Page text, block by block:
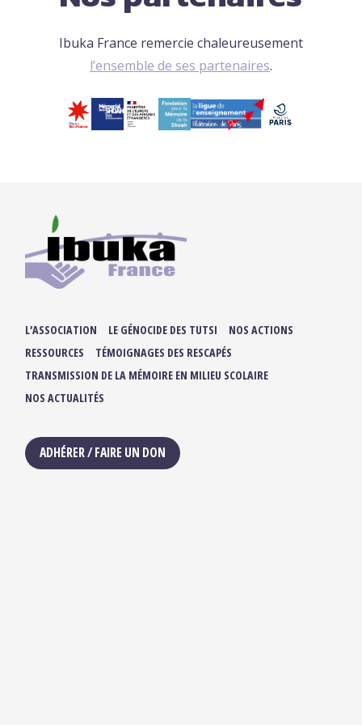
Ibuka France remercie chaleureusement
l’ensemble de ses partenaires.
L’ASSOCIATION LE GÉNOCIDE DES TUTSI
NOS ACTIONS
RESSOURCES
TÉMOIGNAGES DES RESCAPÉS
TRANSMISSION DE LA MÉMOIRE EN MILIEU SCOLAIRE
NOS ACTUALITÉS
ADHÉRER / FAIRE UN DON